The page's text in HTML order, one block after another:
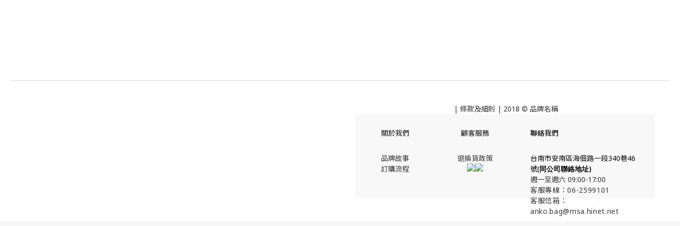
| 條款及細則 | 2018 © 品牌名稱
關於我們
品牌故事
訂購流程
顧客服務
退換貨政策
聯絡我們
台南市安南區海佃路一段340巷46
號(同公司聯絡地址)
週一至週六 09:00-17:00
客服專線：06-2599101
客服信箱：
anko.bag@msa.hinet.net